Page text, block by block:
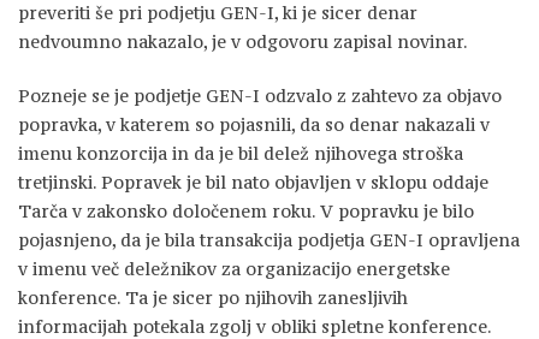
preveriti še pri podjetju GEN-I, ki je sicer denar
nedvoumno nakazalo, je v odgovoru zapisal novinar.
Pozneje se je podjetje GEN-I odzvalo z zahtevo za objavo
popravka, v katerem so pojasnili, da so denar nakazali v
imenu konzorcija in da je bil delež njihovega stroška
tretjinski. Popravek je bil nato objavljen v sklopu oddaje
Tarča v zakonsko določenem roku. V popravku je bilo
pojasnjeno, da je bila transakcija podjetja GEN-I opravljena
v imenu več deležnikov za organizacijo energetske
konference. Ta je sicer po njihovih zanesljivih
informacijah potekala zgolj v obliki spletne konference.